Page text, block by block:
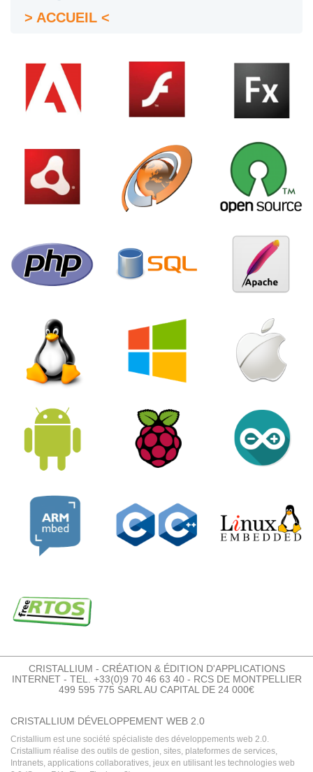
> ACCUEIL <
CRISTALLIUM - CRÉATION & ÉDITION D'APPLICATIONS
INTERNET - TEL. +33(0)9 70 46 63 40 - RCS DE MONTPELLIER
499 595 775 SARL AU CAPITAL DE 24 000€
CRISTALLIUM DÉVELOPPEMENT WEB 2.0
Cristallium est une société spécialiste des développements web 2.0.
Cristallium réalise des outils de gestion, sites, plateformes de services,
Intranets, applications collaboratives, jeux en utilisant les technologies web